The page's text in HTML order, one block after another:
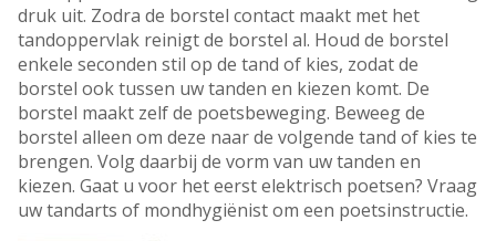
druk uit. Zodra de borstel contact maakt met het
tandoppervlak reinigt de borstel al. Houd de borstel
enkele seconden stil op de tand of kies, zodat de
borstel ook tussen uw tanden en kiezen komt. De
borstel maakt zelf de poetsbeweging. Beweeg de
borstel alleen om deze naar de volgende tand of kies te
brengen. Volg daarbij de vorm van uw tanden en
kiezen. Gaat u voor het eerst elektrisch poetsen? Vraag
uw tandarts of mondhygiënist om een poetsinstructie.